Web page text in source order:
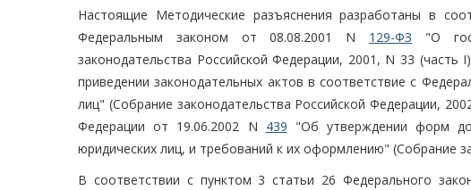
Настоящие Методические разъяснения разработаны в
Федеральным законом от 08.08.2001 N 129-ФЗ "О
законодательства Российской Федерации, 2001, N 33
приведении законодательных актов в соответствие с
лиц" (Собрание законодательства Российской Федерации,
Федерации от 19.06.2002 N 439 "Об утверждении форм
юридических лиц, и требований к их оформлению" (Собрание
В соответствии с пунктом 3 статьи 26 Федерального